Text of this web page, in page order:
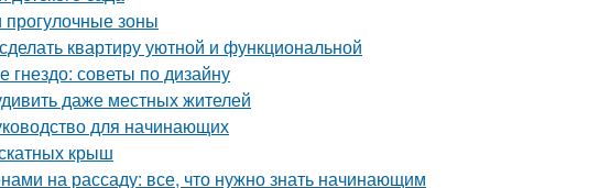
зоны
квартиру уютной и функциональной
гнездо: советы по дизайну
даже местных жителей
для начинающих
крыш
на рассаду: все, что нужно знать начинающим